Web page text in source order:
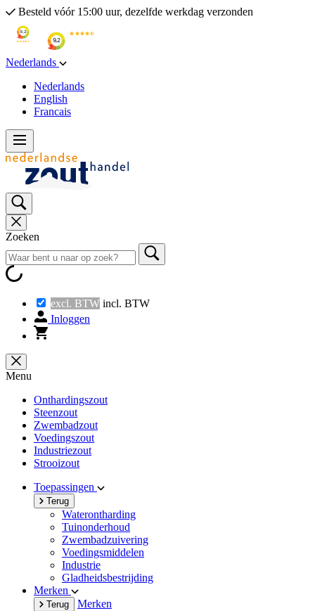
Besteld vóór 15:00 uur, dezelfde werkdag verzonden
Nederlands
Nederlands
English
Francais
Zoeken
excl. BTW incl. BTW
Inloggen
Menu
Onthardingszout
Steenzout
Zwembadzout
Voedingszout
Industriezout
Strooizout
Toepassingen
Terug
Waterontharding
Tuinonderhoud
Zwembadzuivering
Voedingsmiddelen
Industrie
Gladheidsbestrijding
Merken
Terug
Merken